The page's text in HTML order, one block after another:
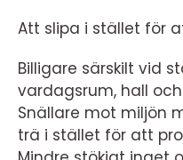
Att slipa i stället för
Billigare särskilt vid
vardagsrum, hall och
Snällare mot miljön
trä i stället för att